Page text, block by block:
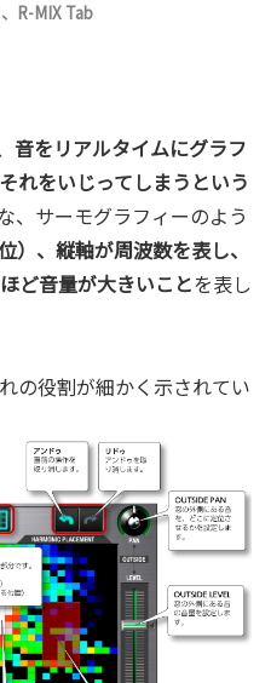
R-MIX Tab
音をリアルタイムにグラフ
れをいじってしまうという
、サーモグラフィーのよう
）、縦軸が周波数を表し、
ど音量が大きいことを表し
の役割が細かく示されてい